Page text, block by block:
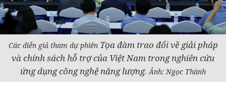
Các diễn giả tham dự phiên Tọa đàm trao đổi về giải pháp
và chính sách hỗ trợ của Việt Nam trong nghiên cứu
ứng dụng công nghệ năng lượng. Ảnh: Ngọc Thành